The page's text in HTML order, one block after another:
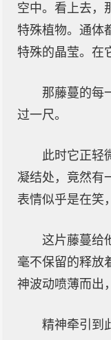
空中。看上去，
特殊植物。通体
特殊的晶莹。在
那藤蔓的每
过一尺。
此时它正轻
凝结处，竟然有
表情似乎是在笑
这片藤蔓给
毫不保留的释放
神波动喷薄而出
精神牵引到